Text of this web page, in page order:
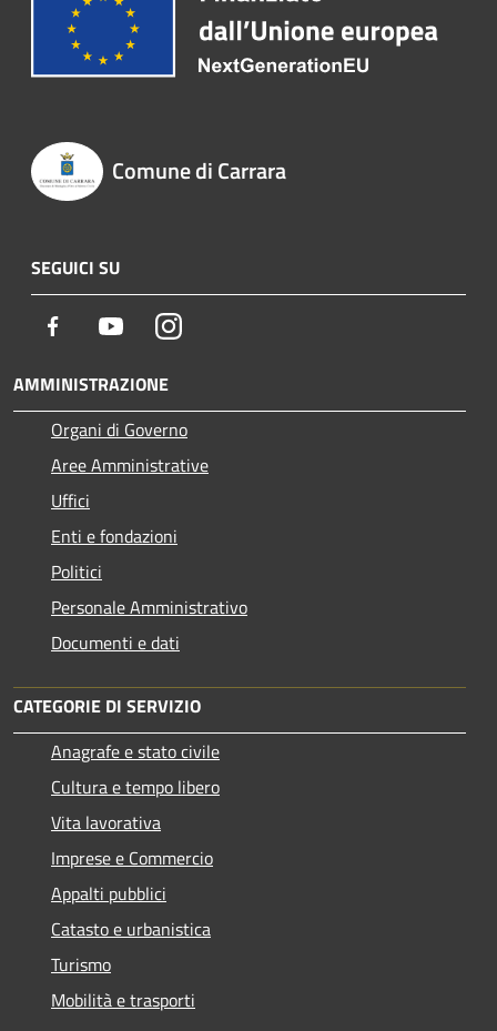
Comune di Carrara
SEGUICI SU
Facebook YoutubeInstagram
AMMINISTRAZIONE
Organi di Governo
Aree Amministrative
Uffici
Enti e fondazioni
Politici
Personale Amministrativo
Documenti e dati
CATEGORIE DI SERVIZIO
Anagrafe e stato civile
Cultura e tempo libero
Vita lavorativa
Imprese e Commercio
Appalti pubblici
Catasto e urbanistica
Turismo
Mobilità e trasporti